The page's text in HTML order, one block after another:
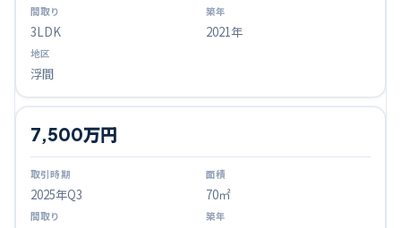
3LDK 2021年
浮間
2025年Q3
7,500万円
70㎡